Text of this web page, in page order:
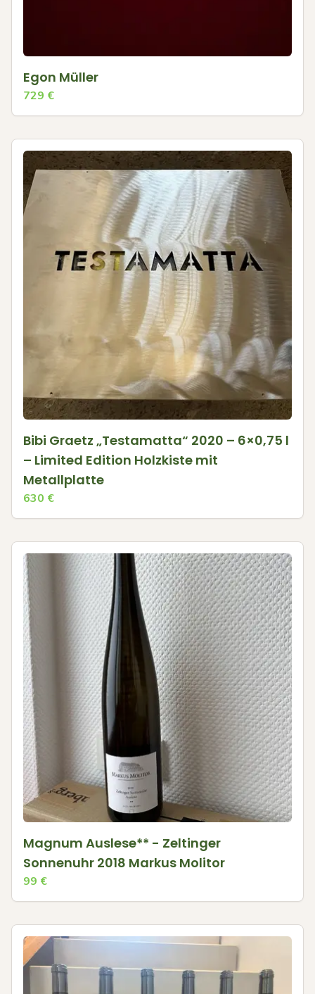
Egon Müller
729 €
Bibi Graetz „Testamatta“ 2020 – 6×0,75 l
– Limited Edition Holzkiste mit
Metallplatte
630 €
Magnum Auslese** - Zeltinger
Sonnenuhr 2018 Markus Molitor
99 €